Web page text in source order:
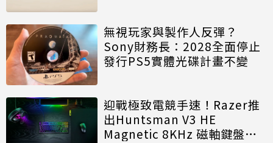
無視玩家與製作人反彈？
Sony財務長：2028全面停止
發行PS5實體光碟計畫不變
迎戰極致電競手速！Razer推
出Huntsman V3 HE
Magnetic 8KHz 磁軸鍵盤效